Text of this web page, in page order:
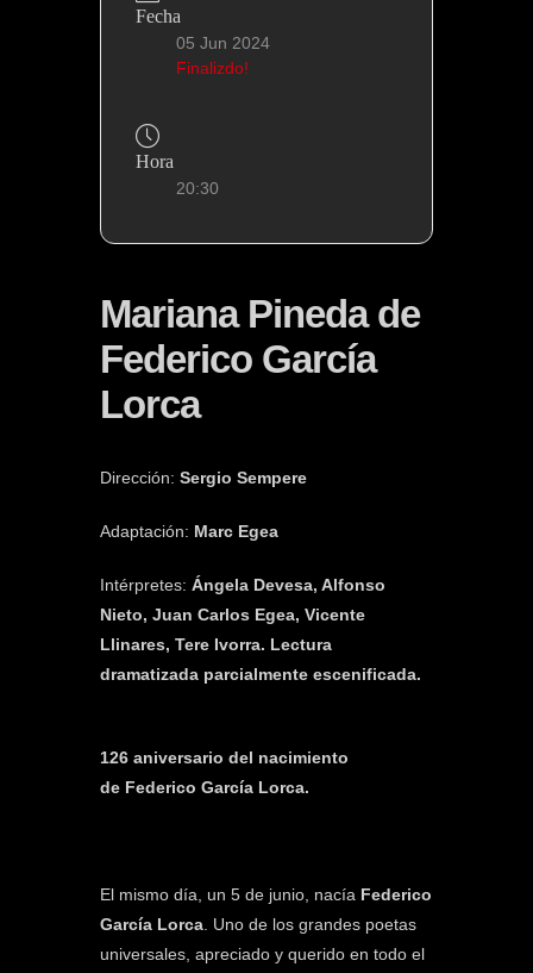
Fecha
05 Jun 2024
Finalizdo!
Hora
20:30
Mariana Pineda de
Federico García
Lorca
Dirección: Sergio Sempere
Adaptación: Marc Egea
Intérpretes: Ángela Devesa, Alfonso
Nieto, Juan Carlos Egea, Vicente
Llinares, Tere Ivorra. Lectura
dramatizada parcialmente escenificada.
126 aniversario del nacimiento
de Federico García Lorca.
El mismo día, un 5 de junio, nacía Federico
García Lorca. Uno de los grandes poetas
universales, apreciado y querido en todo el